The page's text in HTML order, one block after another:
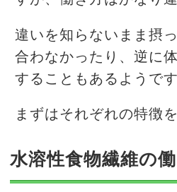
違いを知らないまま摂
合わなかったり、逆に
することもあるようです
まずはそれぞれの特徴
水溶性食物繊維の働